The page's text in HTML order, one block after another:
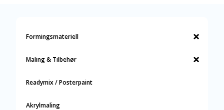
Formingsmateriell
Maling & Tilbehør
Readymix / Posterpaint
Akrylmaling